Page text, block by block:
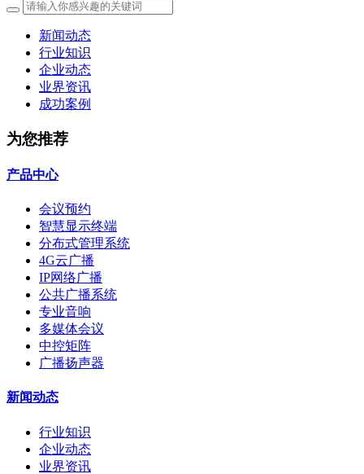
新闻动态
行业知识
企业动态
业界资讯
成功案例
为您推荐
产品中心
会议预约
智慧显示终端
分布式管理系统
4G云广播
IP网络广播
公共广播系统
专业音响
多媒体会议
中控矩阵
广播扬声器
新闻动态
行业知识
企业动态
业界资讯